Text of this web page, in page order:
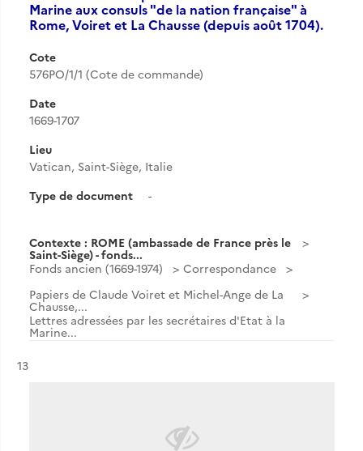
Marine aux consuls "de la nation française" à
Rome, Voiret et La Chausse (depuis août 1704).
Cote
576PO/1/1 (Cote de commande)
Date
1669-1707
Lieu
Vatican, Saint-Siège, Italie
Type de document
-
Contexte : ROME (ambassade de France près le
Saint-Siège) - fonds...
Fonds ancien (1669-1974)
Correspondance
Papiers de Claude Voiret et Michel-Ange de La
Chausse,...
Lettres adressées par les secrétaires d'Etat à la
Marine...
Résultat n°
13